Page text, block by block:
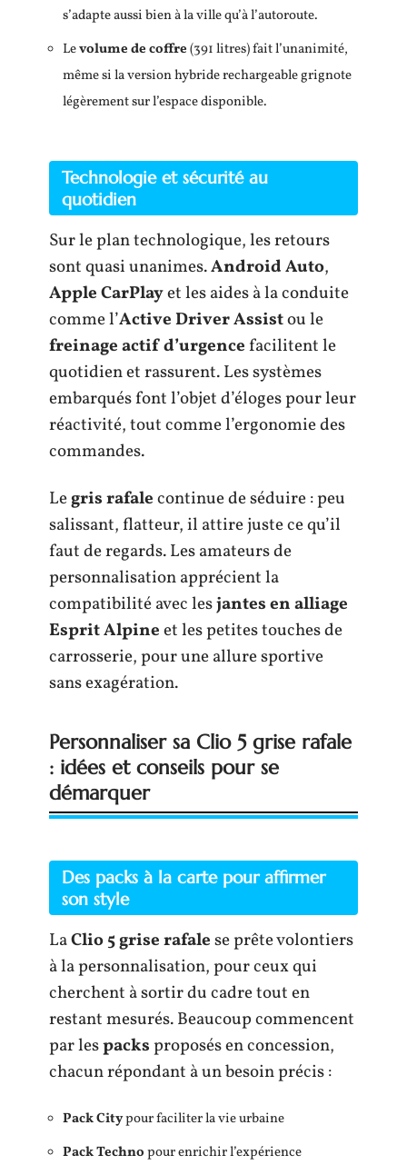
s’adapte aussi bien à la ville qu’à l’autoroute.
Levolume de coffre(391 litres) fait l’unanimité,
même si la version hybride rechargeable grignote
légèrement sur l’espace disponible.
Technologie et sécurité au
quotidien
Sur le plan technologique, les retours
sont quasi unanimes.Android Auto,
Apple CarPlayet les aides à la conduite
comme l’Active Driver Assistou le
freinage actif d’urgencefacilitent le
quotidien et rassurent. Les systèmes
embarqués font l’objet d’éloges pour leur
réactivité, tout comme l’ergonomie des
commandes.
Legris rafalecontinue de séduire : peu
salissant, flatteur, il attire juste ce qu’il
faut de regards. Les amateurs de
personnalisation apprécient la
compatibilité avec lesjantes en alliage
Esprit Alpineet les petites touches de
carrosserie, pour une allure sportive
sans exagération.
Personnaliser sa Clio 5 grise rafale
: idées et conseils pour se
démarquer
Des packs à la carte pour affirmer
son style
LaClio 5 grise rafalese prête volontiers
à la personnalisation, pour ceux qui
cherchent à sortir du cadre tout en
restant mesurés. Beaucoup commencent
par lespacksproposés en concession,
chacun répondant à un besoin précis :
Pack Citypour faciliter la vie urbaine
Pack Technopour enrichir l’expérience